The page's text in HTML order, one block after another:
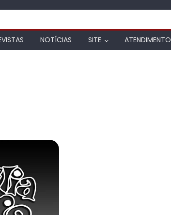
NOTÍCIAS SITE ATENDIMENTO